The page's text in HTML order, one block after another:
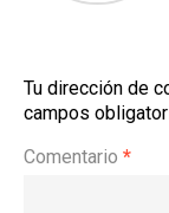
Tu dirección de
campos
Comentario *